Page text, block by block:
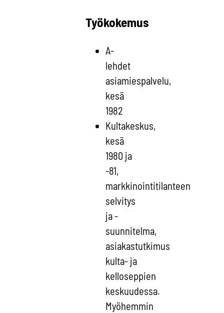
Työkokemus
A-
lehdet
asiamiespalvelu,
kesä
1982
Kultakeskus,
kesä
1980 ja
-81,
markkinointitilanteen
selvitys
ja -
suunnitelma,
asiakastutkimus
kulta- ja
kelloseppien
keskuudessa.
Myöhemmin